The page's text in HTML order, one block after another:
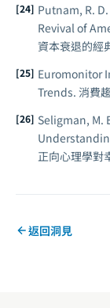
Putnam, R.
Revival of
資本衰退的經
Euromonitor
Trends. 消費
Seligman, M.
正向心理學對
返回洞見